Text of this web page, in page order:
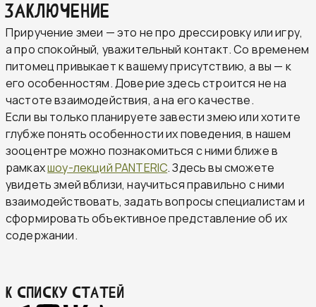
Заключение
Приручение змеи — это не про дрессировку или игру,
а про спокойный, уважительный контакт. Со временем
питомец привыкает к вашему присутствию, а вы — к
его особенностям. Доверие здесь строится не на
частоте взаимодействия, а на его качестве.
Если вы только планируете завести змею или хотите
глубже понять особенности их поведения, в нашем
зооцентре можно познакомиться с ними ближе в
рамкахшоу-лекций PANTERIC. Здесь вы сможете
увидеть змей вблизи, научиться правильно с ними
взаимодействовать, задать вопросы специалистам и
сформировать объективное представление об их
содержании.
К списку статей